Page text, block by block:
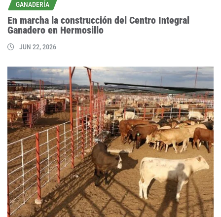
GANADERÍA
En marcha la construcción del Centro Integral
Ganadero en Hermosillo
JUN 22, 2026